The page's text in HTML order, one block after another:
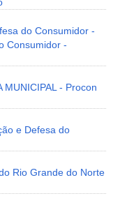
do Consumidor -
Consumidor -
MUNICIPAL - Procon
e Defesa do
Rio Grande do Norte